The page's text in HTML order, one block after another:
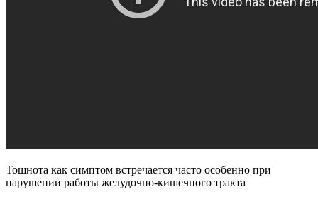
Тошнота как симптом встречается часто особенно при
нарушении работы желудочно-кишечного тракта